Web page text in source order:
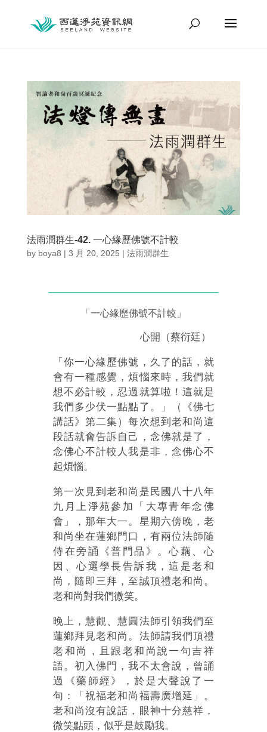
法雨潤群生-42. 一心緣歷佛號不計較
by boya8 | 3 月 20, 2025 | 法雨潤群生
「一心緣歷佛號不計較」
心開（蔡衍廷）
「你一心緣歷佛號，久了的話，就
會有一種感覺，煩惱來時，我們就
想不必計較，忍過就算啦！這就是
我們多少伏一點點了。」（《佛七
講話》第二集）每次想到老和尚這
段話就會告訴自己，念佛就是了，
念佛心不計較人我是非，念佛心不
起煩惱。
第一次見到老和尚是民國八十八年
九月上淨苑參加「大專青年念佛
會」，那年大一。星期六傍晚，老
和尚坐在蓮鄉門口，有兩位法師隨
侍在旁誦《普門品》。心藕、心
因、心選學長告訴我，這是老和
尚，隨即三拜，至誠頂禮老和尚。
老和尚對我們微笑。
晚上，慧觀、慧圓法師引領我們至
蓮鄉拜見老和尚。法師請我們頂禮
老和尚，且跟老和尚說一句吉祥
語。初入佛門，我不太會說，曾誦
過《藥師經》，於是大聲說了一
句：「祝福老和尚福壽廣增延」。
老和尚沒有說話，眼神十分慈祥，
微笑點頭，似乎是鼓勵我。